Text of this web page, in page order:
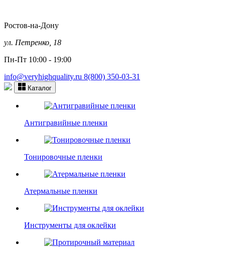
Ростов-на-Дону
ул. Петренко, 18
Пн-Пт 10:00 - 19:00
info@veryhighquality.ru 8(800) 350-03-31
Каталог
Антигравийные пленки
Тонировочные пленки
Атермальные пленки
Инструменты для оклейки